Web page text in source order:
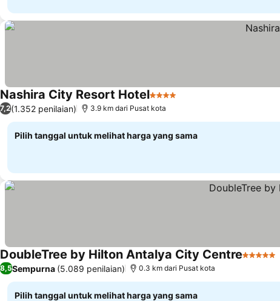
Nashira City Resort Hotel4 Bintang
7,2(1.352 penilaian) 3.9 km dari Pusat kota
Pilih tanggal untuk melihat harga yang sama
DoubleTree by Hilton Antalya City Centre5 Bintang
8,5Sempurna (5.089 penilaian) 0.3 km dari Pusat kota
Pilih tanggal untuk melihat harga yang sama